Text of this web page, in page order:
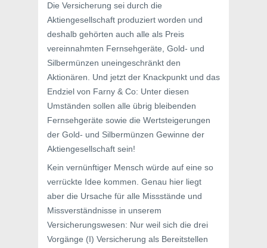
Die Versicherung sei durch die
Aktiengesellschaft produziert worden und
deshalb gehörten auch alle als Preis
vereinnahmten Fernsehgeräte, Gold- und
Silbermünzen uneingeschränkt den
Aktionären. Und jetzt der Knackpunkt und das
Endziel von Farny & Co: Unter diesen
Umständen sollen alle übrig bleibenden
Fernsehgeräte sowie die Wertsteigerungen
der Gold- und Silbermünzen Gewinne der
Aktiengesellschaft sein!
Kein vernünftiger Mensch würde auf eine so
verrückte Idee kommen. Genau hier liegt
aber die Ursache für alle Missstände und
Missverständnisse in unserem
Versicherungswesen: Nur weil sich die drei
Vorgänge (I) Versicherung als Bereitstellen